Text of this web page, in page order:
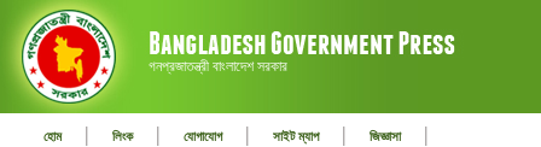
গনপ্রজাতন্ত্রী বাংলাদেশ সরকার
হোম | লিংক | যোগাযোগ | সাইট ম্যাপ | জিজ্ঞাসা |